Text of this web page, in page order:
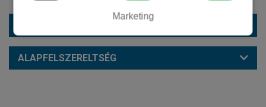
Marketing
ALAPFELSZERELTSÉG